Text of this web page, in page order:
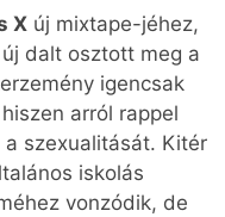
X új mixtape-jéhez,
dalt osztott meg a
igencsak
arról rappel
szexualitását. Kitér
iskolás
vonzódik, de